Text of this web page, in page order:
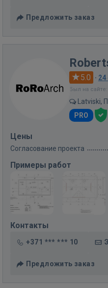
Предложить заказ
5.0 ·
Был на
Latviski,
PRO
Цены
Согласование проекта
Примеры работ
Контакты
+371 *** *** 10
Предложить заказ